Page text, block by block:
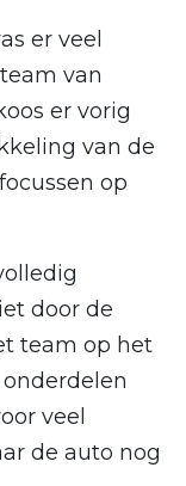
er veel
van
er vorig
van de
op
door de
team op het
veel
de auto nog